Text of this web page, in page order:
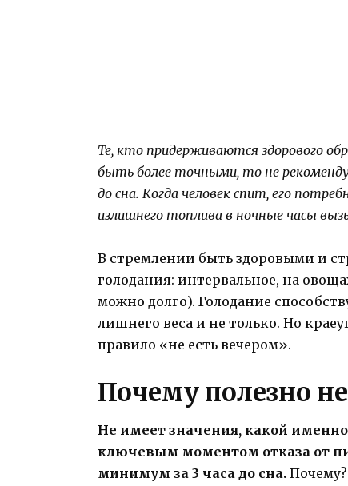
Те, кто придерживаются здорового
быть более точными, то не
до сна. Когда человек спит, его
излишнего топлива в ночные часы
В стремлении быть здоровыми и
голодания: интервальное, на
можно долго). Голодание
лишнего веса и не только. Но
правило «не есть вечером».
Почему полезно
Не имеет значения, какой
ключевым моментом отказа от
минимум за 3 часа до сна.